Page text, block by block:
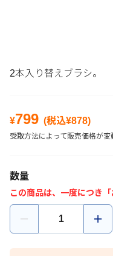
2本入り替えブラシ。
¥799 (税込¥878)
受取方法によって販売価格が変
数量
この商品は、一度につき「